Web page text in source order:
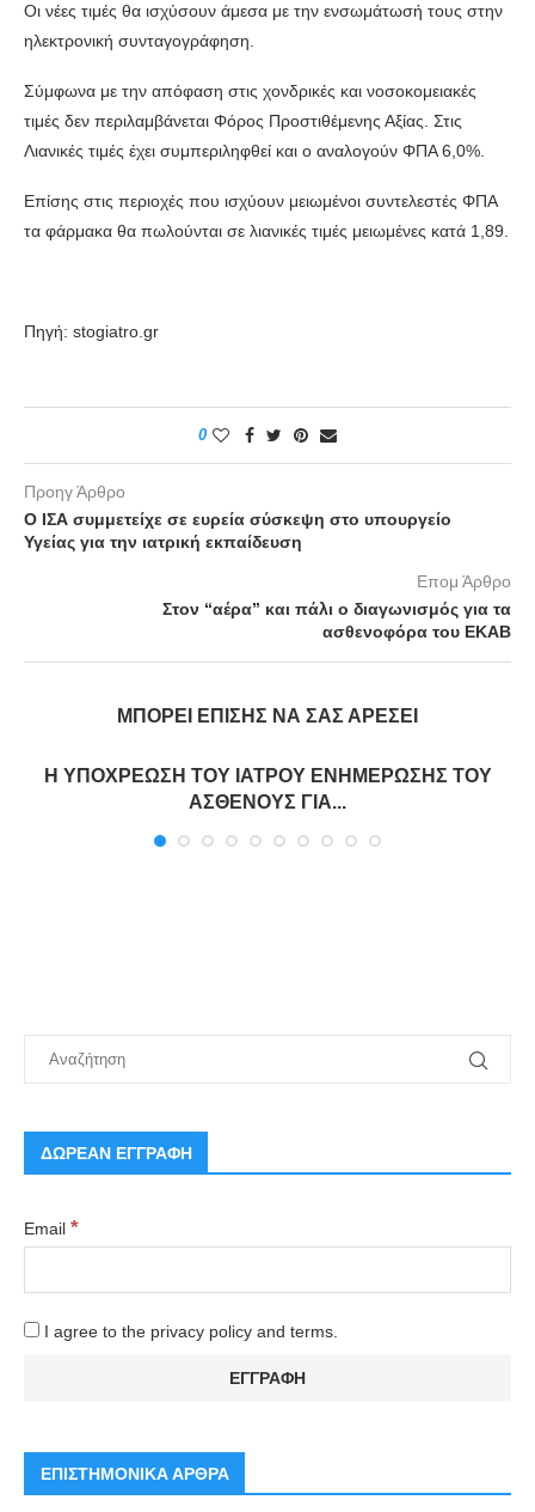
Οι νέες τιμές θα ισχύσουν άμεσα με την ενσωμάτωσή τους στην
ηλεκτρονική συνταγογράφηση.
Σύμφωνα με την απόφαση στις χονδρικές και νοσοκομειακές
τιμές δεν περιλαμβάνεται Φόρος Προστιθέμενης Αξίας. Στις
Λιανικές τιμές έχει συμπεριληφθεί και ο αναλογούν ΦΠΑ 6,0%.
Επίσης στις περιοχές που ισχύουν μειωμένοι συντελεστές ΦΠΑ
τα φάρμακα θα πωλούνται σε λιανικές τιμές μειωμένες κατά 1,89.
Πηγή: stogiatro.gr
0
Προηγ Άρθρο
Ο ΙΣΑ συμμετείχε σε ευρεία σύσκεψη στο υπουργείο
Υγείας για την ιατρική εκπαίδευση
Επομ Άρθρο
Στον “αέρα” και πάλι ο διαγωνισμός για τα
ασθενοφόρα του ΕΚΑΒ
ΜΠΟΡΕΊ ΕΠΊΣΗΣ ΝΑ ΣΑΣ ΑΡΈΣΕΙ
Η ΥΠΟΧΡΕΩΣΗ ΤΟΥ ΙΑΤΡΟΥ ΕΝΗΜΕΡΩΣΗΣ ΤΟΥ
ΑΣΘΕΝΟΥΣ ΓΙΑ...
ΔΩΡΕΑΝ ΕΓΓΡΑΦΗ
Email *
I agree to the privacy policy and terms.
ΕΠΙΣΤΗΜΟΝΙΚΑ ΑΡΘΡΑ